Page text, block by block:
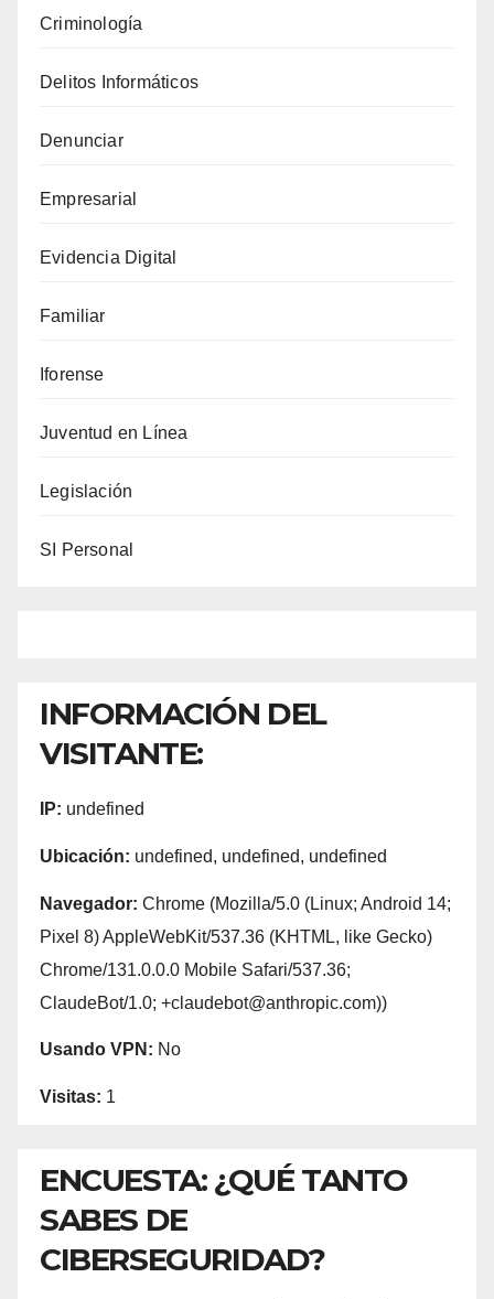
llamados
para
fondos
Criminología
Delitos Informáticos
Denunciar
Empresarial
Evidencia Digital
Familiar
Iforense
Juventud en Línea
Legislación
SI Personal
INFORMACIÓN DEL
VISITANTE:
IP: undefined
Ubicación: undefined, undefined, undefined
Navegador: Chrome (Mozilla/5.0 (Linux; Android 14;
Pixel 8) AppleWebKit/537.36 (KHTML, like Gecko)
Chrome/131.0.0.0 Mobile Safari/537.36;
ClaudeBot/1.0; +claudebot@anthropic.com))
Usando VPN: No
Visitas: 1
ENCUESTA: ¿QUÉ TANTO
SABES DE
CIBERSEGURIDAD?